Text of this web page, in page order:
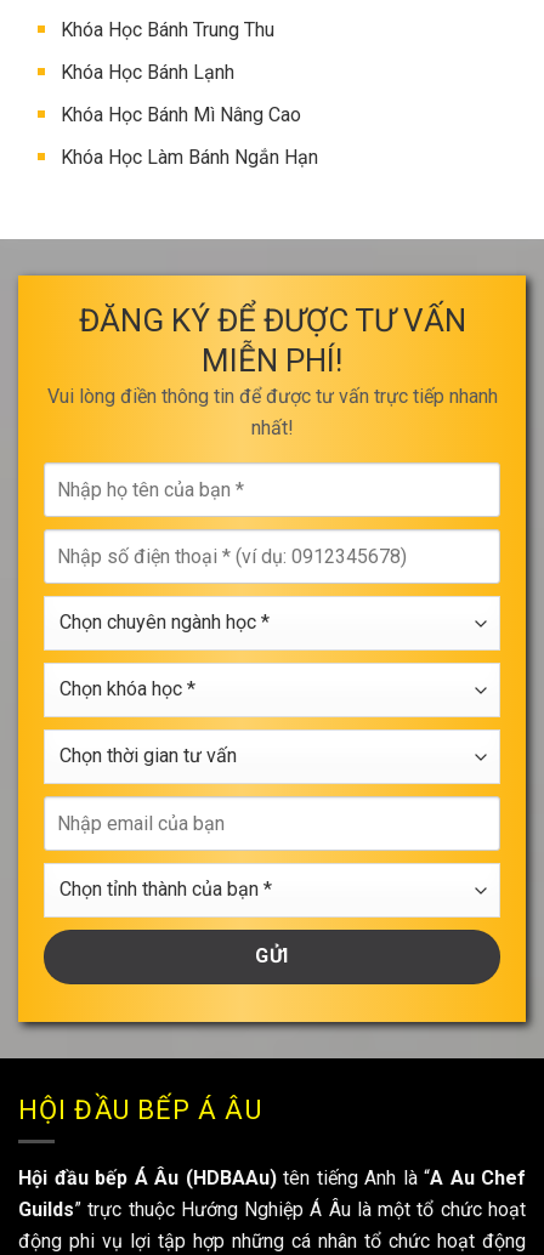
Khóa Học Bánh Trung Thu
Khóa Học Bánh Lạnh
Khóa Học Bánh Mì Nâng Cao
Khóa Học Làm Bánh Ngắn Hạn
ĐĂNG KÝ ĐỂ ĐƯỢC TƯ VẤN
MIỄN PHÍ!
Vui lòng điền thông tin để được tư vấn trực tiếp nhanh
nhất!
họ
tên
của
bạn
*
số
điện
thoại
chuyên
ngành
học
khóa
học
thời
gian
tư
vấnemail
của
bạn
tỉnh
thành
của
bạn
HỘI ĐẦU BẾP Á ÂU
Hội đầu bếp Á Âu (HDBAAu)tên tiếng Anh là “A Au Chef
Guilds” trực thuộc Hướng Nghiệp Á Âu là một tổ chức hoạt
động phi vụ lợi tập hợp những cá nhân tổ chức hoạt động